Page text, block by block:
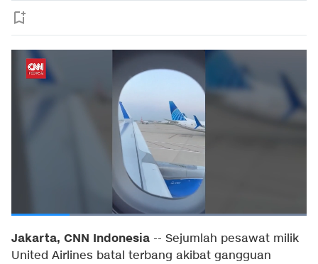
Jakarta, CNN Indonesia -- Sejumlah pesawat milik
United Airlines batal terbang akibat gangguan